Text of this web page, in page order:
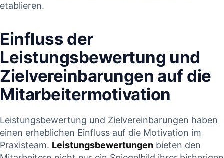
etablieren.
Einfluss⁣ der
Leistungsbewertung ⁤und‌
Zielvereinbarungen⁢ auf die
Mitarbeitermotivation
Leistungsbewertung ​und ⁤Zielvereinbarungen haben
einen erheblichen Einfluss auf die ​Motivation im
Praxisteam. Leistungsbewertungen bieten den